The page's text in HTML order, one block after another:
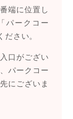
端に位置し
パークコー
ださい。
口がござい
パークコー
にございま